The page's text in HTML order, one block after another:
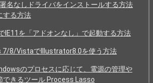
名なしドライバをインストールする方法
する方法
IE11を「アドオンなし」で起動する方法
7/8/VistaでIllustrator8.0を使う方法
のプロセスに応じて、電源の管理や
できるツール Process Lasso